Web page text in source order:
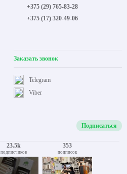
+375 (29) 765-83-28
+375 (17) 320-49-06
Заказать звонок
Viber
Telegram
Подписаться
23.5k
подписчиков
353
подписок